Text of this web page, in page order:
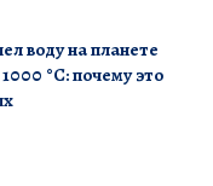
воду на планете
°C: почему это